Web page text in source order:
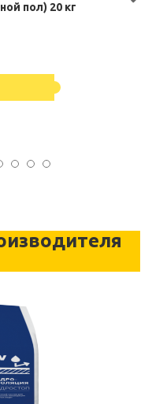
пол) 20 кг